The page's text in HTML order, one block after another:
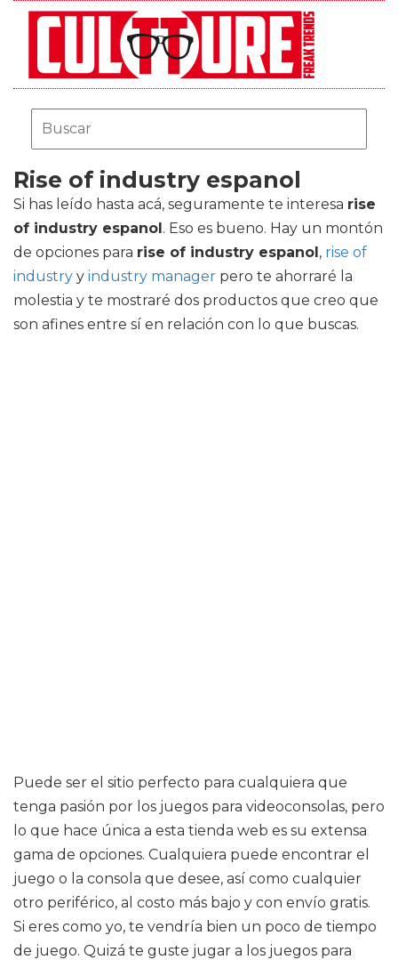
Rise of industry espanol
Si has leído hasta acá, seguramente te interesa rise
of industry espanol. Eso es bueno. Hay un montón
de opciones para rise of industry espanol, rise of
industry y industry manager pero te ahorraré la
molestia y te mostraré dos productos que creo que
son afines entre sí en relación con lo que buscas.
Puede ser el sitio perfecto para cualquiera que
tenga pasión por los juegos para videoconsolas, pero
lo que hace única a esta tienda web es su extensa
gama de opciones. Cualquiera puede encontrar el
juego o la consola que desee, así como cualquier
otro periférico, al costo más bajo y con envío gratis.
Si eres como yo, te vendría bien un poco de tiempo
de juego. Quizá te guste jugar a los juegos para